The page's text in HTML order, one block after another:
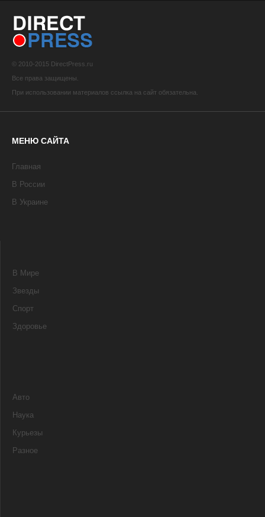
© 2010-2015 DirectPress.ru
Все права защищены.
При использовании материалов ссылка на сайт обязательна.
МЕНЮ САЙТА
Главная
В России
В Украине
В Мире
Звезды
Спорт
Здоровье
Авто
Наука
Курьезы
Разное